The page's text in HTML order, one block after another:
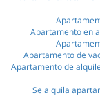
Apartamento en
Apartamento de
Apartamento de
Se alquila